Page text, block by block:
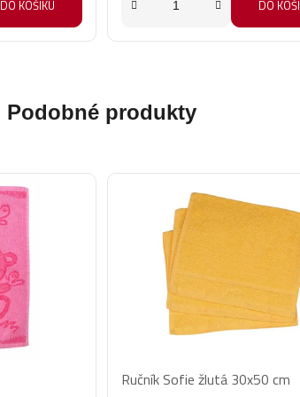
DO KOŠÍKU DO
Podobné produkty
Ručník Sofie žlutá 30x50 cm